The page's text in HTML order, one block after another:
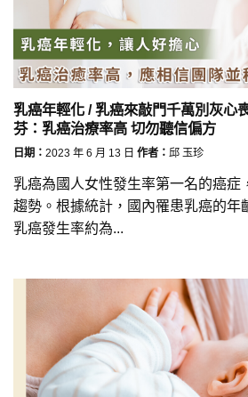
乳癌年輕化 / 乳癌來敲門千萬別灰心
芬：乳癌治療率高 切勿聽信偏方
日期： 2023 年 6 月 13 日 作者： 邱 玉珍
乳癌為國人女性發生率第一名的癌症
趨勢。根據統計，國內罹患乳癌的年
乳癌發生率約為...